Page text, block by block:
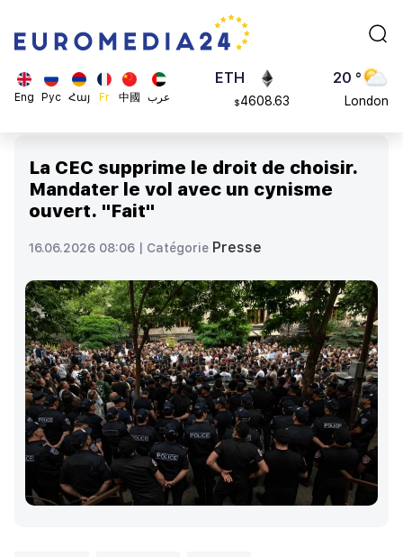
Eng Рус Հայ Fr 中國 عرب
ADA
0.868816
ETH
$4608.63
20 °
London
23 °
Madrid
La CEC supprime le droit de choisir.
Mandater le vol avec un cynisme
ouvert. "Fait"
16.06.2026 08:06 | Catégorie Presse